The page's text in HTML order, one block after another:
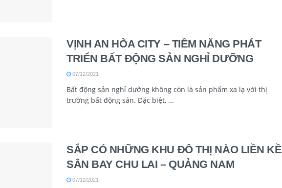
VỊNH AN HÒA CITY – TIỀM NĂNG PHÁT
TRIỂN BẤT ĐỘNG SẢN NGHỈ DƯỠNG
07/12/2021
Bất động sản nghỉ dưỡng không còn là sản phẩm xa lạ với thị
trường bất động sản. Đặc biệt, ...
SẮP CÓ NHỮNG KHU ĐÔ THỊ NÀO LIỀN KỀ
SÂN BAY CHU LAI – QUẢNG NAM
07/12/2021